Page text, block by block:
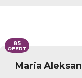
Maria
85
OFERT